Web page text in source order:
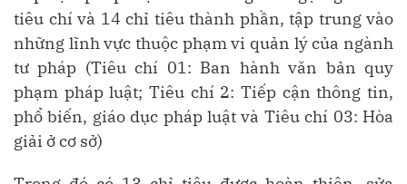
tiêu chí và 14 chỉ tiêu thành phần, tập trung vào
những lĩnh vực thuộc phạm vi quản lý của ngành
tư pháp (Tiêu chí 01: Ban hành văn bản quy
phạm pháp luật; Tiêu chí 2: Tiếp cận thông tin,
phổ biến, giáo dục pháp luật và Tiêu chí 03: Hòa
giải ở cơ sở)